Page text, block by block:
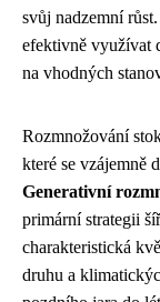
svůj nadzemní
efektivně využívat
na vhodných
Rozmnožování
které se vzájemně
Generativní
primární strategii
charakteristická
druhu a